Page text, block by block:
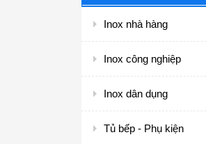
Inox nhà hàng
Inox công nghiệp
Inox dân dụng
Tủ bếp - Phụ kiện